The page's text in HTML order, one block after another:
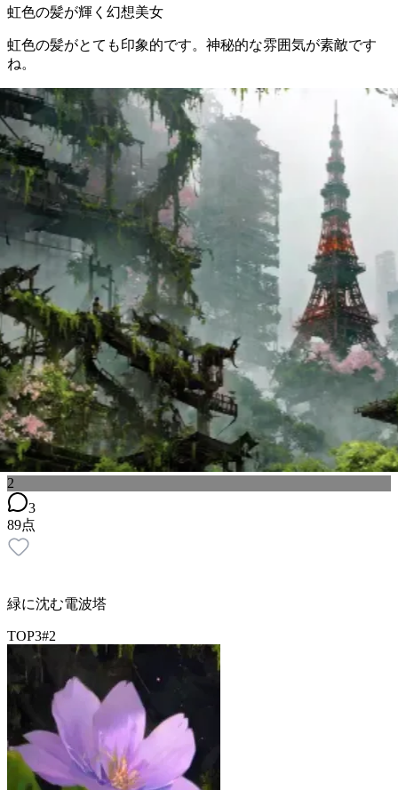
虹色の髪が輝く幻想美女
虹色の髪がとても印象的です。神秘的な雰囲気が素敵です
ね。
2
3
89点
緑に沈む電波塔
TOP3#2